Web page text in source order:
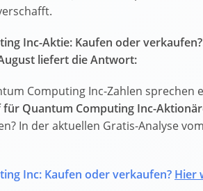
Inc-Aktie: Kaufen oder
liefert die Antwort:
Computing Inc-Zahlen sprechen
Quantum Computing Inc-
In der aktuellen Gratis-Analyse
Inc: Kaufen oder verkaufen? Hier